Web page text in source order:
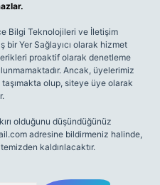
Bilgi Teknolojileri ve İletişim
bir Yer Sağlayıcı olarak hizmet
proaktif olarak denetleme
Ancak, üyelerimiz
olup, siteye üye olarak
olduğunu düşündüğünüz
adresine bildirmeniz halinde,
kaldırılacaktır.